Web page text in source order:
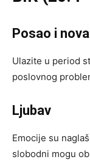
Posao i
Ulazite u period
poslovnog
Ljubav
Emocije su
slobodni mogu